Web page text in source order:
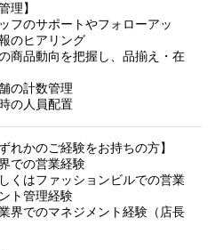
理】
フのサポートやフォローアッ
のヒアリング
商品動向を把握し、品揃え・在
の計数管理
の人員配置
れかのご経験をお持ちの方】
での営業経験
くはファッションビルでの営業
ト管理経験
界でのマネジメント経験（店長